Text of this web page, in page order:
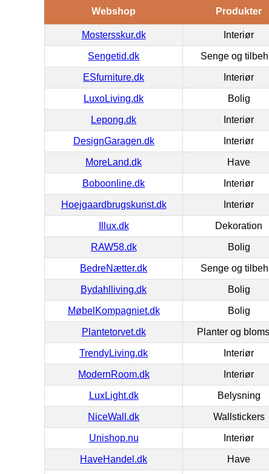
Webshop Produkter
Mostersskur.dk Interiør
Sengetid.dk Senge og
ESfurniture.dk Interiør
LuxoLiving.dk Bolig
Lepong.dk Interiør
DesignGaragen.dk Interiør
MoreLand.dk Have
Boboonline.dk Interiør
Hoejgaardbrugskunst.dk Interiør
Illux.dk Dekoration
RAW58.dk Bolig
BedreNætter.dk Senge og
Bydahlliving.dk Bolig
MøbelKompagniet.dk Bolig
Plantetorvet.dk Planter og
TrendyLiving.dk Interiør
ModernRoom.dk Interiør
LuxLight.dk Belysning
NiceWall.dk Wallstickers
Unishop.nu Interiør
HaveHandel.dk Have